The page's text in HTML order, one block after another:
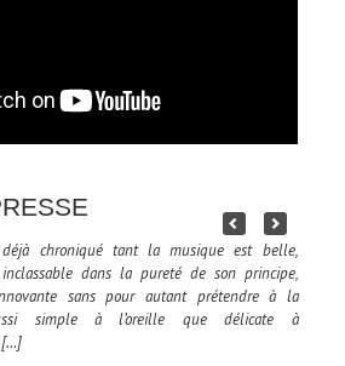
chroniqué tant la musique est belle,
dans la pureté de son principe,
sans pour autant prétendre à la
simple à l’oreille que délicate à
[…]